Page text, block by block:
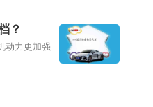
？
动力更加强